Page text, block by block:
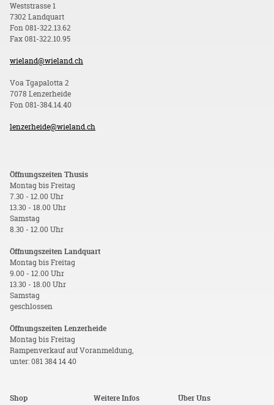
Weststrasse 1
7302 Landquart
Fon 081-322.13.62
Fax 081-322.10.95
wieland@wieland.ch
Voa Tgapalotta 2
7078 Lenzerheide
Fon 081-384.14.40
lenzerheide@wieland.ch
Öffnungszeiten Thusis
Montag bis Freitag
7.30 - 12.00 Uhr
13.30 - 18.00 Uhr
Samstag
8.30 - 12.00 Uhr
Öffnungszeiten Landquart
Montag bis Freitag
9.00 - 12.00 Uhr
13.30 - 18.00 Uhr
Samstag
geschlossen
Öffnungszeiten Lenzerheide
Montag bis Freitag
Rampenverkauf auf Voranmeldung,
unter: 081 384 14 40
Shop
Weitere Infos
Über Uns